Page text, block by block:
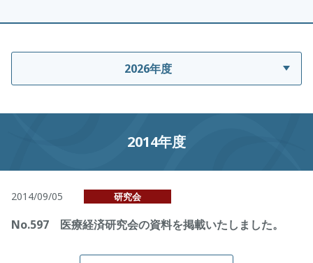
2026年度
2014年度
2014/09/05 研究会
No.597 医療経済研究会の資料を掲載いたしました。